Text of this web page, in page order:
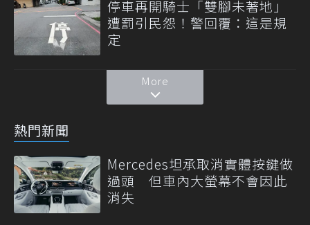
停車再開騎士「雙腳未著地」
遭罰引民怨！警回覆：這是規
定
More
熱門新聞
Mercedes坦承取消實體按鍵做
過頭 但車內大螢幕不會因此
消失